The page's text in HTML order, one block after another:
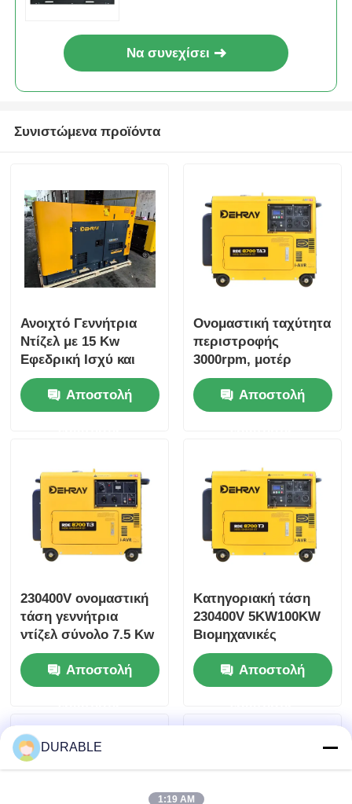
Να συνεχίσει
Συνιστώμενα προϊόντα
Ανοιχτό Γεννήτρια
Ντίζελ με 15 Kw
Εφεδρική Ισχύ και
1500 σ.α.λ.
Ονομαστική
Ταχύτητα
Αποστολή
Ονομαστική ταχύτητα
περιστροφής
3000rpm, μοτέρ
ανοιχτού πλαισίου
σχεδιασμένο για
ανθεκτική απόδοση
απόσταση 7m
Αποστολή
230400V ονομαστική
τάση γεννήτρια
ντίζελ σύνολο 7.5 Kw
ονομαστική ισχύς
10.8A τρέχουσα
συμπαγή πηγή
διάφορες βιομηχανίες
Αποστολή
Κατηγοριακή τάση
230400V 5KW100KW
Βιομηχανικές
μονάδες ισχύος με
συντελεστή ισχύος
08 Lag Σχεδιασμένες
βελτιστοποίηση της
Αποστολή
DURABLE
1:19 AM